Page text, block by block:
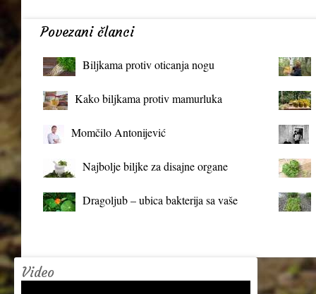
Povezani članci
Biljkama protiv oticanja nogu
Kako biljkama protiv mamurluka
Momčilo Antonijević
Najbolje biljke za disajne organe
Dragoljub – ubica bakterija sa vaše
Video